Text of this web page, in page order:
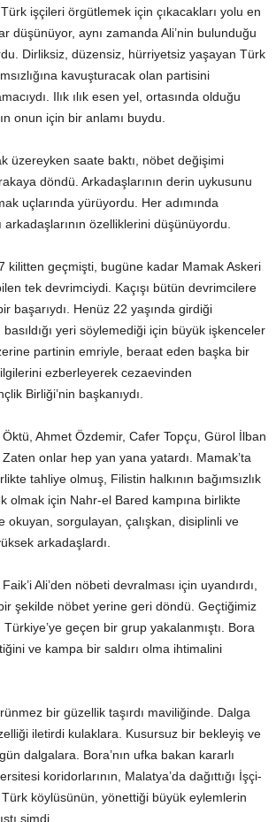
işçileri örgütlemek için çıkacakları yolu en
düşünüyor, aynı zamanda Ali’nin bulunduğu
Dirliksiz, düzensiz, hürriyetsiz yaşayan Türk
kavuşturacak olan partisini
Ilık ılık esen yel, ortasında olduğu
onun için bir anlamı buydu.
üzereyken saate baktı, nöbet değişimi
döndü. Arkadaşlarının derin uykusunu
uçlarında yürüyordu. Her adımında
arkadaşlarının özelliklerini düşünüyordu.
kilitten geçmişti, bugüne kadar Mamak Askeri
tek devrimciydi. Kaçışı bütün devrimcilere
başarıydı. Henüz 22 yaşında girdiği
basıldığı yeri söylemediği için büyük işkenceler
partinin emriyle, beraat eden başka bir
ezberleyerek cezaevinden
Birliği’nin başkanıydı.
Ahmet Özdemir, Cafer Topçu, Gürol İlban
onlar hep yan yana yatardı. Mamak’ta
tahliye olmuş, Filistin halkının bağımsızlık
olmak için Nahr-el Bared kampına birlikte
okuyan, sorgulayan, çalışkan, disiplinli ve
arkadaşlardı.
Ali’den nöbeti devralması için uyandırdı,
şekilde nöbet yerine geri döndü. Geçtiğimiz
geçen bir grup yakalanmıştı. Bora
ve kampa bir saldırı olma ihtimalini
bir güzellik taşırdı maviliğinde. Dalga
iletirdi kulaklara. Kusursuz bir bekleyiş ve
dalgalara. Bora’nın ufka bakan kararlı
koridorlarının, Malatya’da dağıttığı İşçi-
köylüsünün, yönettiği büyük eylemlerin
şimdi.